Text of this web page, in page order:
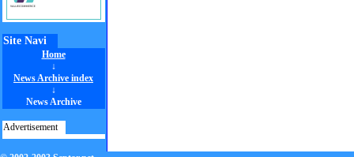
Site Navi
Home
↓
News Archive index
↓
News Archive
Advertisement